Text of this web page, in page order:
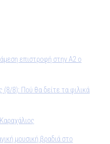
επιστροφή στην Α2 ο
(8/8): Πού θα δείτε τα φιλικά
μουσική βραδιά στο